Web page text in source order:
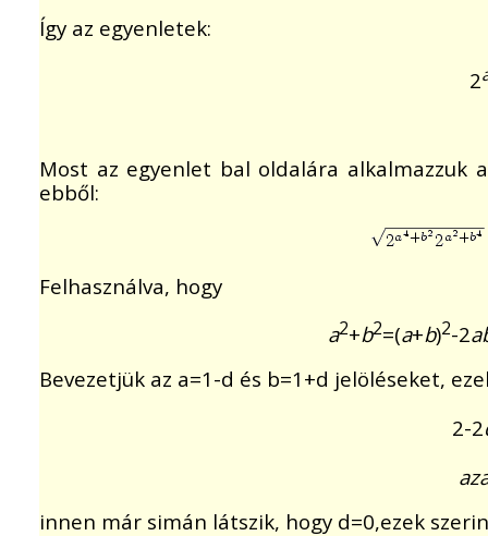
Így az egyenletek:
2
Most az egyenlet bal oldalára
ebből:
Felhasználva, hogy
a2+b2=(a+b)2-2
Bevezetjük az a=1-d és b=1+d jelöléseket,
2-2
innen már simán látszik, hogy d=0,ezek